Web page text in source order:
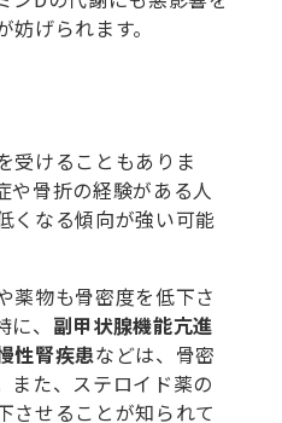
げられます。
受けることもありま
や骨折の経験がある人
くなる傾向が強い可能
薬物も骨密度を低下さ
、 副甲状腺機能亢進
性腎疾患などは、骨密
また、ステロイド薬の
させることが知られて